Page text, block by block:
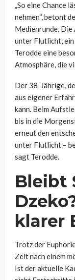
„So eine Chance
nehmen“, betont
Medienrunde. Die
unter Flutlicht,
Terodde eine
Atmosphäre, die
Der 38-Jährige,
aus eigener
kann. Beim
bis in die
erneut den
unter Flutlicht –
sagt Terodde.
Bleibt
klarer
Trotz der
Zeit nach einem
Ist der aktuelle